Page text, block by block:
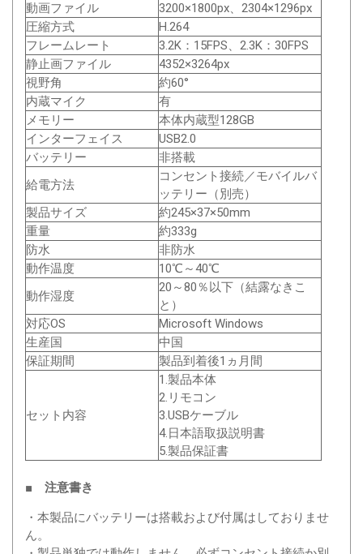
動画ファイル
3200×1800px、2304×1296px
圧縮方式
H.264
フレームレート
3.2K：15FPS、2.3K：30FPS
静止画ファイル
4352×3264px
視野角
約60°
内蔵マイク
有
メモリー
本体内蔵型128GB
インターフェイス
USB2.0
バッテリー
非搭載
給電方法
コンセント接続／モバイルバ
ッテリー（別売）
製品サイズ
約245×37×50mm
重量
約333g
防水
非防水
動作温度
10℃～40℃
動作湿度
20～80％以下（結露なきこ
と）
対応OS
Microsoft Windows
生産国
中国
保証期間
製品到着後1ヵ月間
セット内容
1.製品本体
2.リモコン
3.USBケーブル
4.日本語取扱説明書
5.製品保証書
■ 注意書き
・本製品にバッテリーは搭載および付属はしておりませ
ん。